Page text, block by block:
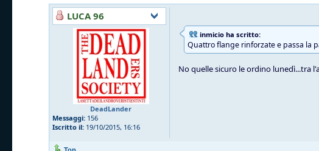
LUCA 96
DeadLander
Messaggi: 156
Iscritto il: 19/10/2015, 16:16
inmicio ha scritto:
Quattro flange rinforzate e passa la
No quelle sicuro le ordino lunedì...tra